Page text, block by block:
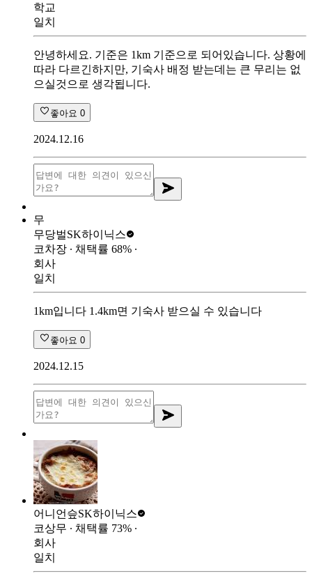
학교
일치
안녕하세요. 기준은 1km 기준으로 되어있습니다. 상황에
따라 다르긴하지만, 기숙사 배정 받는데는 큰 무리는 없
으실것으로 생각됩니다.
좋아요 0
2024.12.16
무
무당벌SK하이닉스
코차장 ∙ 채택률 68% ∙
회사
일치
1km입니다 1.4km면 기숙사 받으실 수 있습니다
좋아요 0
2024.12.15
어니언슾SK하이닉스
코상무 ∙ 채택률 73% ∙
회사
일치